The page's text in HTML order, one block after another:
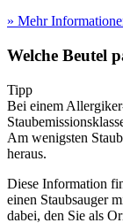
» Mehr
Welche Beutel
Tipp
Bei einem
Am wenigsten
heraus.
Diese Information
einen Staubsauger
dabei, den Sie als